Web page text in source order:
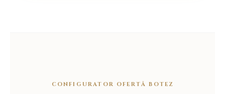
CONFIGURATOR OFERTĂ BOTEZ